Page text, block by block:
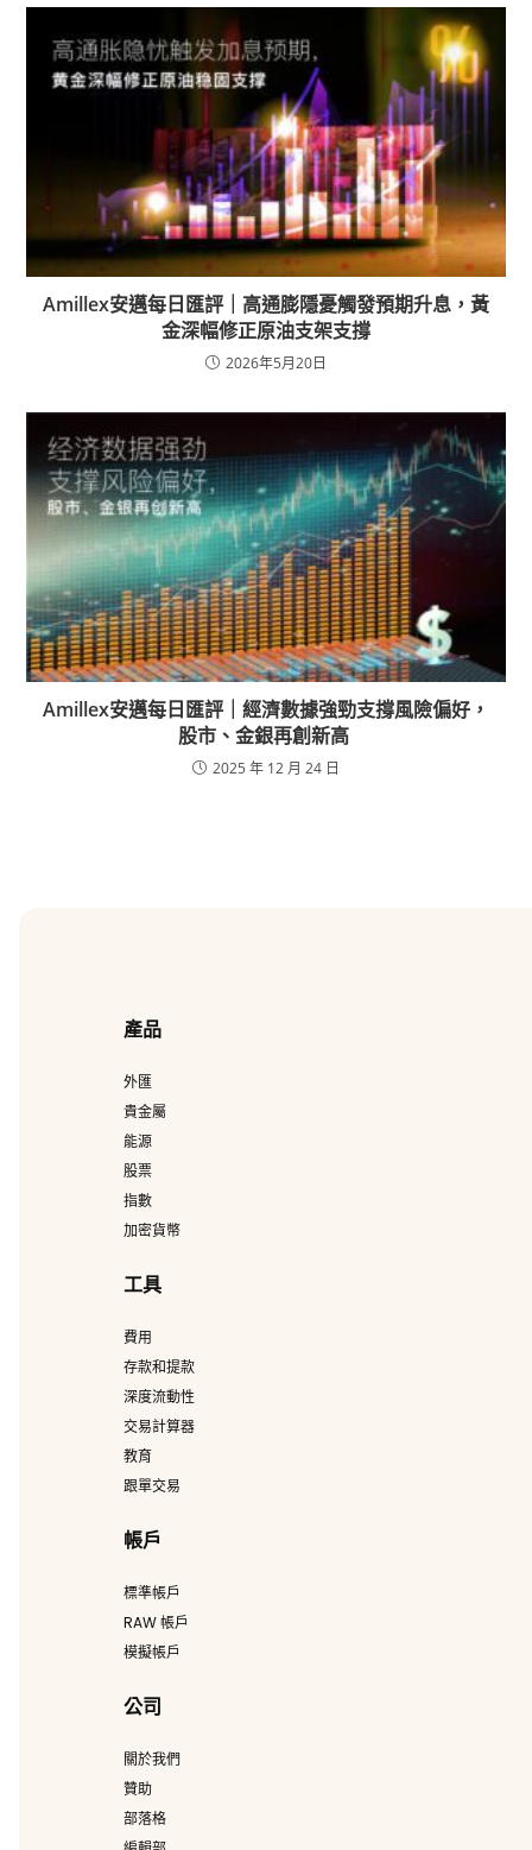
Amillex安邁每日匯評｜高通膨隱憂觸發預期升息，黃
金深幅修正原油支架支撐
2026年5月20日
Amillex安邁每日匯評｜經濟數據強勁支撐風險偏好，
股市、金銀再創新高
2025 年 12 月 24 日
產品
外匯
貴金屬
能源
股票
指數
加密貨幣
工具
費用
存款和提款
深度流動性
交易計算器
教育
跟單交易
帳戶
標準帳戶
RAW 帳戶
模擬帳戶
公司
關於我們
贊助
部落格